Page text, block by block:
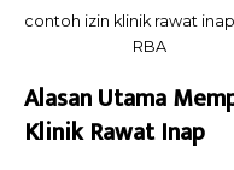
contoh izin klinik rawat
RBA
Alasan Utama
Klinik Rawat Inap